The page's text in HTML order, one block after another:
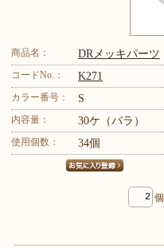
商品名： DRメッキパーツ
コードNo.： K271
カラー番号： S
内容量： 30ケ（バラ）
使用個数： 34個
個